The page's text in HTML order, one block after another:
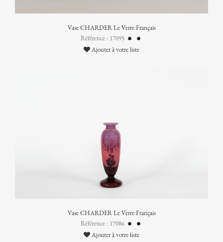
Vase CHARDER Le Verre Français
Référence : 17095
Ajouter à votre liste
Vase CHARDER Le Verre Français
Référence : 17086
Ajouter à votre liste